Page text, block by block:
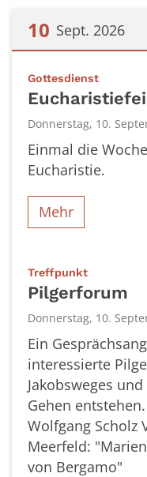
10 Sept. 2026
Gottesdienst:
Donnerstag, 10.
Einmal die
Eucharistie.
Mehr
Treffpunkt:
Pilgerforum
Donnerstag, 10.
Ein
interessierte
Jakobsweges
Gehen
Wolfgang Scholz
Meerfeld:
von Bergamo"